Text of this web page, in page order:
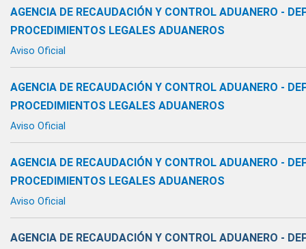
AGENCIA DE RECAUDACIÓN Y CONTROL ADUANERO -
PROCEDIMIENTOS LEGALES ADUANEROS
Aviso Oficial
AGENCIA DE RECAUDACIÓN Y CONTROL ADUANERO -
PROCEDIMIENTOS LEGALES ADUANEROS
Aviso Oficial
AGENCIA DE RECAUDACIÓN Y CONTROL ADUANERO -
PROCEDIMIENTOS LEGALES ADUANEROS
Aviso Oficial
AGENCIA DE RECAUDACIÓN Y CONTROL ADUANERO -